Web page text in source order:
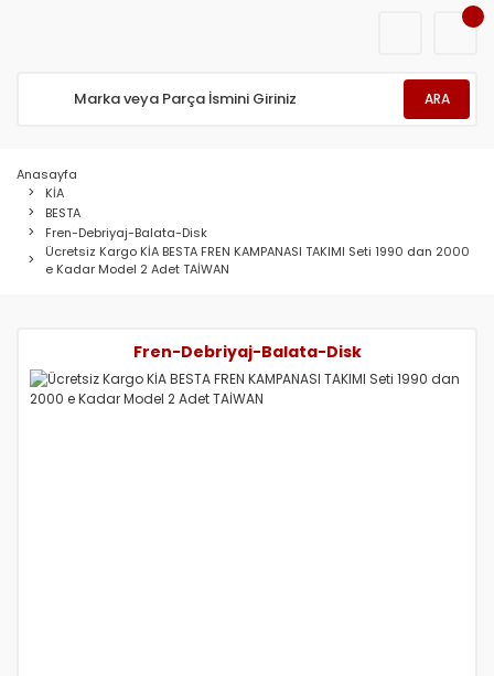
ARA
Anasayfa
KİA
BESTA
Fren-Debriyaj-Balata-Disk
Ücretsiz Kargo KİA BESTA FREN KAMPANASI TAKIMI Seti 1990 dan 2000
e Kadar Model 2 Adet TAİWAN
Fren-Debriyaj-Balata-Disk